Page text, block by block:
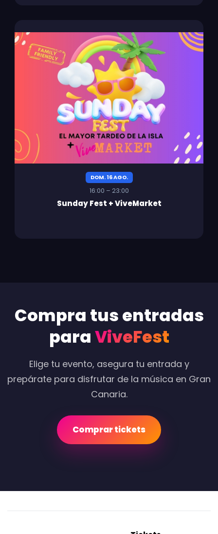
DOM. 16 AGO.
16:00 – 23:00
Sunday Fest + ViveMarket
Compra tus entradas
paraViveFest
Elige tu evento, asegura tu entrada y
prepárate para disfrutar de la música en Gran
Canaria.
Comprar tickets